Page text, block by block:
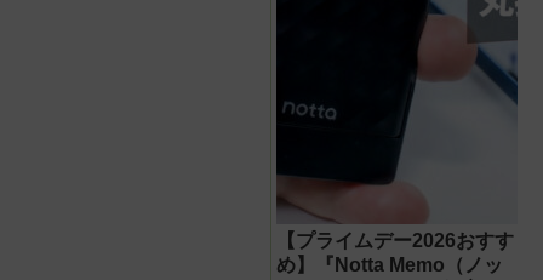
【プライムデー2026おすす
め】『Notta Memo（ノッ